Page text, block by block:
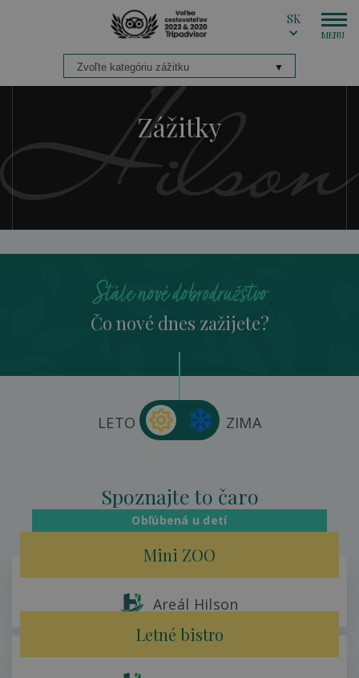
SK
Zážitky
Stále nové dobrodružstvo
Čo nové dnes zažijete?
LETO ZIMA
Spoznajte to čaro
skvelá dovolenka počas každej sezóny
Obľúbená u detí
Mini ZOO
Areál Hilson
Letné bistro